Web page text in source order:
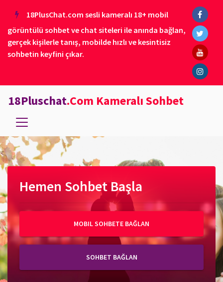
18PlusChat.com sesli kameralı 18+ mobil
görüntülü sohbet ve chat siteleri ile anında bağlan,
gerçek kişilerle tanış, mobilde hızlı ve kesintisiz
sohbetin keyfini çıkar.
18Pluschat.Com Kameralı Sohbet
Hemen Sohbet Başla
MOBIL SOHBETE BAĞLAN
SOHBET BAĞLAN